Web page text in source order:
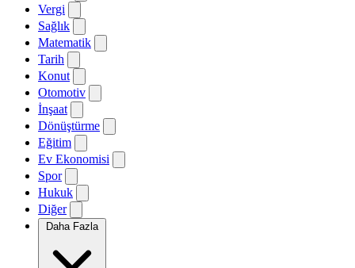
Vergi
Sağlık
Matematik
Tarih
Konut
Otomotiv
İnşaat
Dönüştürme
Eğitim
Ev Ekonomisi
Spor
Hukuk
Diğer
Daha Fazla